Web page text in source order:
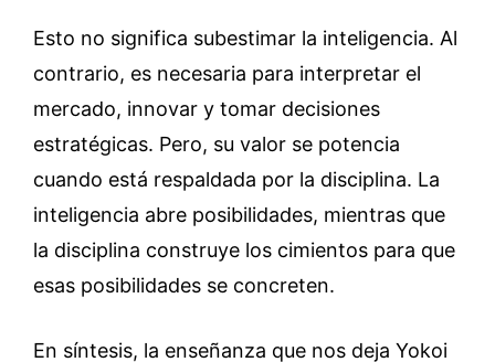
Esto no significa subestimar la inteligencia. Al
contrario, es necesaria para interpretar el
mercado, innovar y tomar decisiones
estratégicas. Pero, su valor se potencia
cuando está respaldada por la disciplina. La
inteligencia abre posibilidades, mientras que
la disciplina construye los cimientos para que
esas posibilidades se concreten.
En síntesis, la enseñanza que nos deja Yokoi